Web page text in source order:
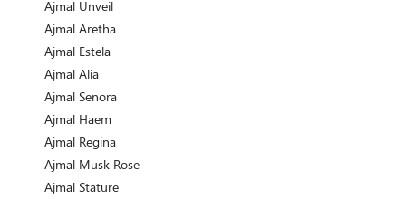
Ajmal Unveil
Ajmal Aretha
Ajmal Estela
Ajmal Alia
Ajmal Senora
Ajmal Haem
Ajmal Regina
Ajmal Musk Rose
Ajmal Stature